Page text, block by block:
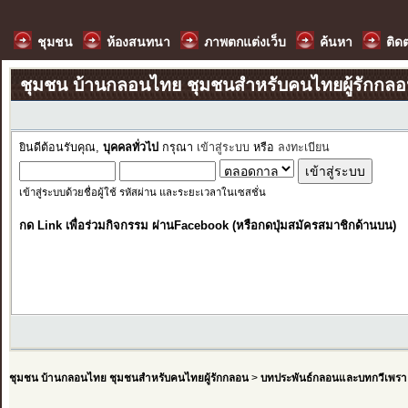
ชุมชน ห้องสนทนา ภาพตกแต่งเว็บ ค้นหา ติด
ชุมชน บ้านกลอนไทย ชุมชนสำหรับคนไทยผู้รักกล
ยินดีต้อนรับคุณ, บุคคลทั่วไป กรุณา เข้าสู่ระบบ หรือ ลงทะเบียน
เข้าสู่ระบบด้วยชื่อผู้ใช้ รหัสผ่าน และระยะเวลาในเซสชั่น
กด Link เพื่อร่วมกิจกรรม ผ่านFacebook (หรือกดปุ่มสมัครสมาชิกด้านบน)
ชุมชน บ้านกลอนไทย ชุมชนสำหรับคนไทยผู้รักกลอน> บทประพันธ์กลอนและบทกวีเพรา